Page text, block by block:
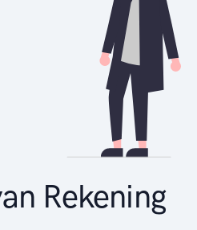
Rekening